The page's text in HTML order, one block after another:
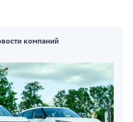
гребле
компаний